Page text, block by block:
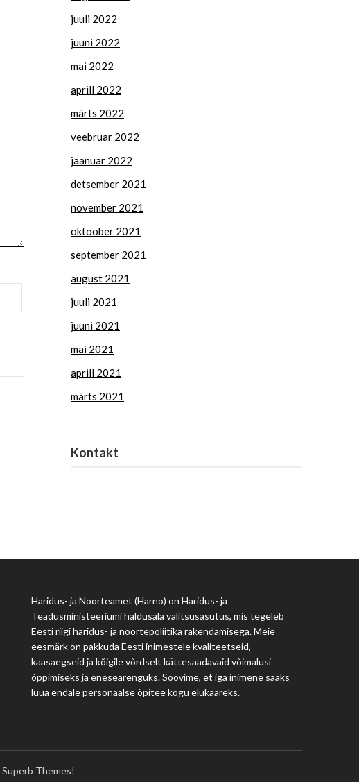
juuli 2022
juuni 2022
mai 2022
aprill 2022
märts 2022
veebruar 2022
jaanuar 2022
detsember 2021
november 2021
oktoober 2021
september 2021
august 2021
juuli 2021
juuni 2021
mai 2021
aprill 2021
märts 2021
Kontakt
Haridus- ja Noorteamet (Harno) on Haridus- ja
Teadusministeeriumi haldusala valitsusasutus, mis tegeleb
Eesti riigi haridus- ja noortepoliitika rakendamisega. Meie
eesmärk on pakkuda Eesti inimestele kvaliteetseid,
kaasaegseid ja kõigile võrdselt kättesaadavaid võimalusi
õppimiseks ja enesearenguks. Soovime, et iga inimene saaks
luua endale personaalse õpitee kogu elukaareks.
Superb Themes!